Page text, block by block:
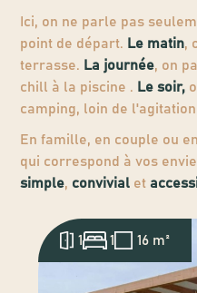
Ici, on ne parle pas
point de départ. Le matin,
terrasse. La journée, on
chill à la piscine . Le soir,
camping, loin de
En famille, en couple ou
qui correspond à vos
simple, convivial et
1 1 16 m²